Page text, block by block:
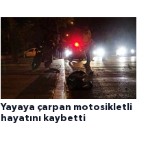
Yayaya çarpan motosikletli
hayatını kaybetti